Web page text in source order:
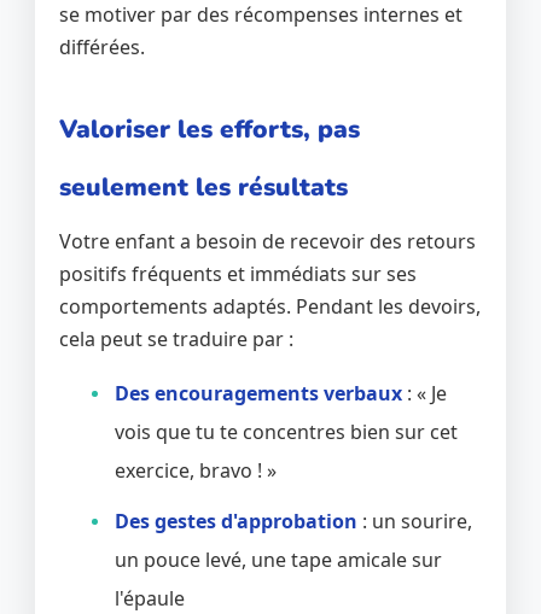
se motiver par des récompenses internes et
différées.
Valoriser les efforts, pas
seulement les résultats
Votre enfant a besoin de recevoir des retours
positifs fréquents et immédiats sur ses
comportements adaptés. Pendant les devoirs,
cela peut se traduire par :
Des encouragements verbaux : « Je
vois que tu te concentres bien sur cet
exercice, bravo ! »
Des gestes d'approbation : un sourire,
un pouce levé, une tape amicale sur
l'épaule